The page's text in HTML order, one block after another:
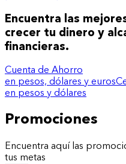
Encuentra las
crecer tu dinero y
financieras.
Cuenta de Ahorro
en pesos, dólares y euros
en pesos y dólares
Promociones
Encuentra aquí las
tus metas